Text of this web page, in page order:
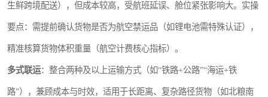
生鲜跨境配送），但成本较高，受航班延误、舱位紧张影响大。实操
要点：需提前确认货物是否为航空禁运品（如锂电池需特殊认证），
精准核算货物体积重量（航空计费核心指标）。
多式联运：整合两种及以上运输方式（如“铁路+公路”“海运+铁
路”），兼顾成本与时效，适用于长距离、复杂路径货物（如北粮南